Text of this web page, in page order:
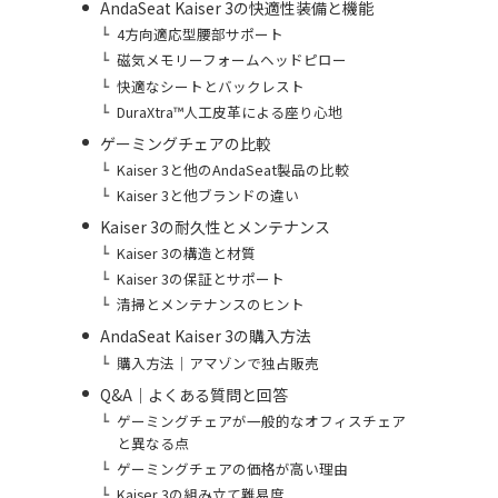
AndaSeat Kaiser 3の快適性装備と機能
4方向適応型腰部サポート
磁気メモリーフォームヘッドピロー
快適なシートとバックレスト
DuraXtra™人工皮革による座り心地
ゲーミングチェアの比較
Kaiser 3と他のAndaSeat製品の比較
Kaiser 3と他ブランドの違い
Kaiser 3の耐久性とメンテナンス
Kaiser 3の構造と材質
Kaiser 3の保証とサポート
清掃とメンテナンスのヒント
AndaSeat Kaiser 3の購入方法
購入方法｜アマゾンで独占販売
Q&A｜よくある質問と回答
ゲーミングチェアが一般的なオフィスチェア
と異なる点
ゲーミングチェアの価格が高い理由